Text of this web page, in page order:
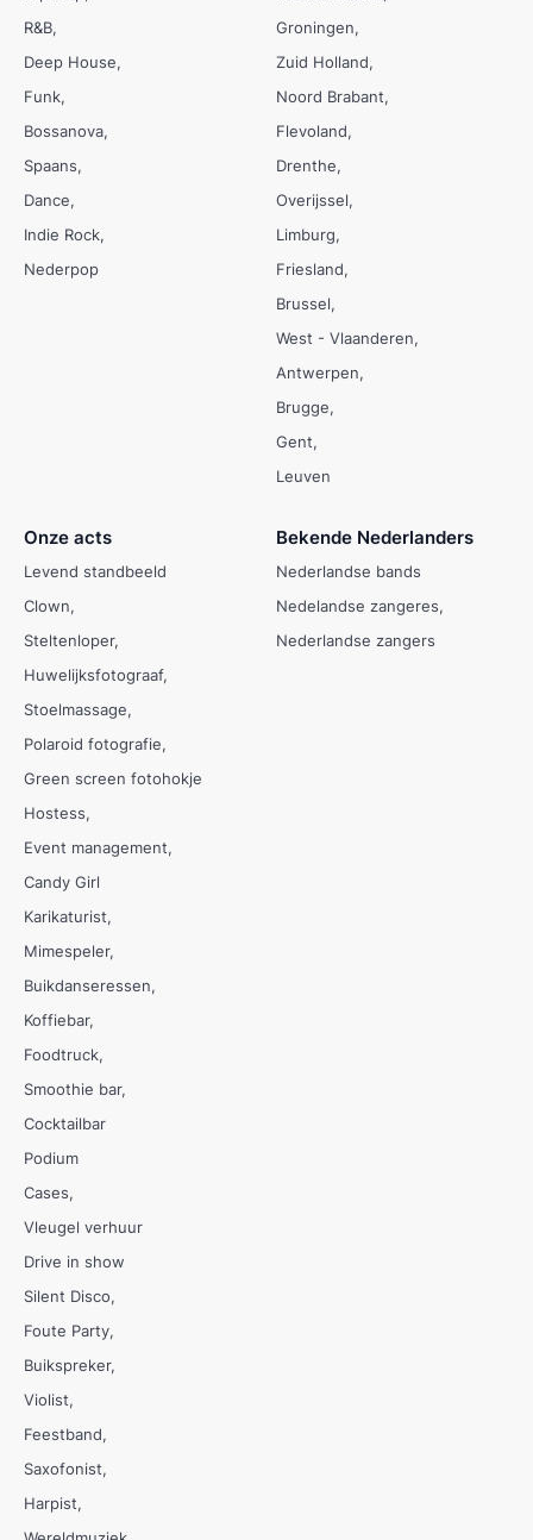
R&B
Deep House
Funk
Bossanova
Spaans
Dance
Indie Rock
Nederpop
Groningen
Zuid Holland
Noord Brabant
Flevoland
Drenthe
Overijssel
Limburg
Friesland
Brussel
West - Vlaanderen
Antwerpen
Brugge
Gent
Leuven
Onze acts
Levend standbeeld
Clown
Steltenloper
Huwelijksfotograaf
Stoelmassage
Polaroid fotografie
Green screen fotohokje
Hostess
Event management
Candy Girl
Karikaturist
Mimespeler
Buikdanseressen
Koffiebar
Foodtruck
Smoothie bar
Cocktailbar
Podium
Cases
Vleugel verhuur
Drive in show
Silent Disco
Foute Party
Buikspreker
Violist
Feestband
Saxofonist
Harpist
Bekende Nederlanders
Nederlandse bands
Nedelandse zangeres
Nederlandse zangers